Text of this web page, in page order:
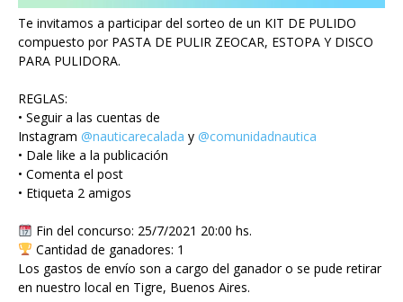
Te invitamos a participar del sorteo de un KIT DE PULIDO
compuesto por PASTA DE PULIR ZEOCAR, ESTOPA Y DISCO
PARA PULIDORA.
REGLAS:
• Seguir a las cuentas de
Instagram @nauticarecalada y @comunidadnautica
• Dale like a la publicación
• Comenta el post
• Etiqueta 2 amigos
Fin del concurso: 25/7/2021 20:00 hs.
Cantidad de ganadores: 1
Los gastos de envío son a cargo del ganador o se pude retirar
en nuestro local en Tigre, Buenos Aires.